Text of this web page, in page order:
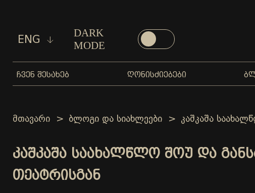
ENG
DARK
MODE
ᲩᲕᲔᲜ ᲨᲔᲡᲐᲮᲔᲑ ᲦᲝᲜᲘᲡᲫᲘᲔᲑᲔᲑᲘ
მთავარი ბლოგი და სიახლეები კაშკაშა
ᲙᲐᲨᲙᲐᲨᲐ ᲡᲐᲐᲮᲐᲚᲬᲚᲝ ᲨᲝᲣ ᲓᲐ
ᲗᲔᲐᲢᲠᲘᲡᲒᲐᲜ